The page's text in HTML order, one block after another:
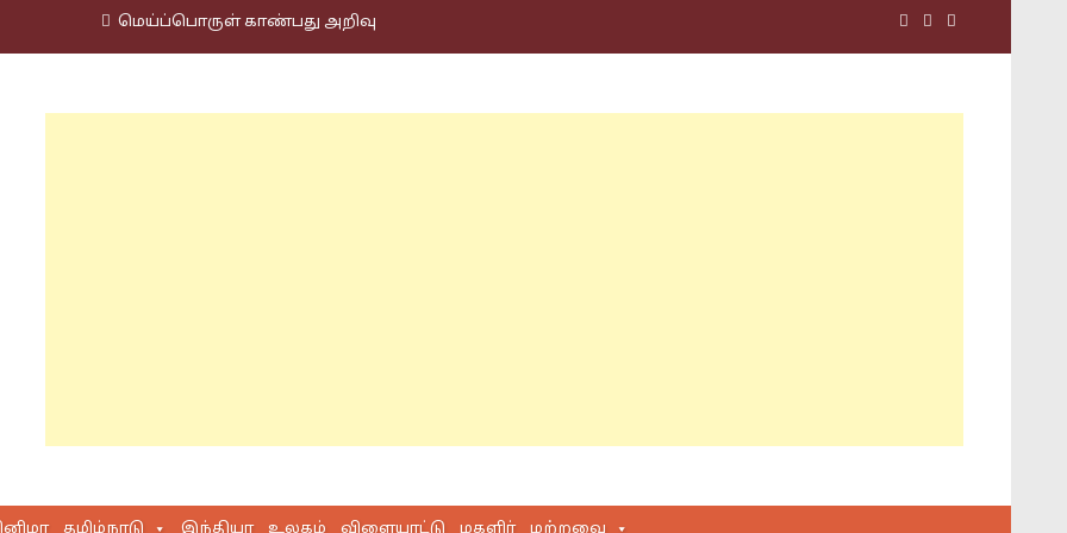
மெய்ப்பொருள் காண்பது அறிவு